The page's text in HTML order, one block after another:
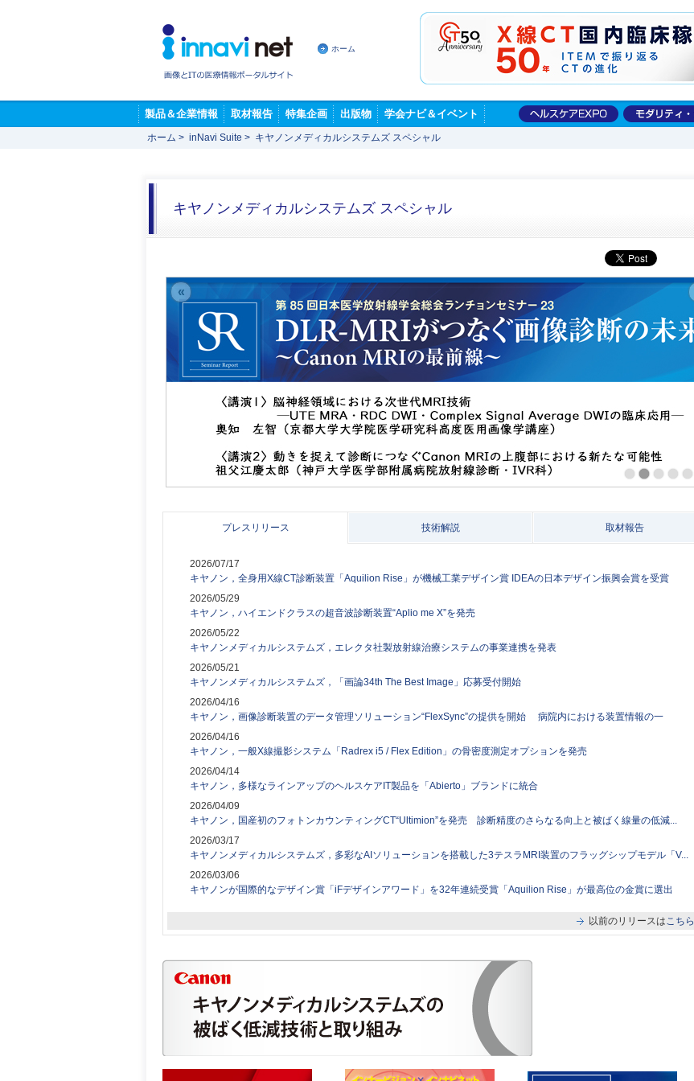
ホーム
製品＆企業情報 取材報告 特集企画 出版物 学会ナビ＆イベント
ホーム > inNavi Suite > キヤノンメディカルシステムズ スペシャル
キヤノンメディカルシステムズ スペシャル
«
プレスリリース 技術解説 取材報告
2026/07/17
キヤノン，全身用X線CT診断装置「Aquilion Rise」が機械工業デザイン賞 IDEAの日本デザイン振興会賞を受賞
2026/05/29
キヤノン，ハイエンドクラスの超音波診断装置“Aplio me X”を発売
2026/05/22
キヤノンメディカルシステムズ，エレクタ社製放射線治療システムの事業連携を発表
2026/05/21
キヤノンメディカルシステムズ，「画論34th The Best Image」応募受付開始
2026/04/16
キヤノン，画像診断装置のデータ管理ソリューション“FlexSync”の提供を開始 病院内における装置情報の一
2026/04/16
キヤノン，一般X線撮影システム「Radrex i5 / Flex Edition」の骨密度測定オプションを発売
2026/04/14
キヤノン，多様なラインアップのヘルスケアIT製品を「Abierto」ブランドに統合
2026/04/09
キヤノン，国産初のフォトンカウンティングCT“Ultimion”を発売 診断精度のさらなる向上と被ばく線量の低減...
2026/03/17
キヤノンメディカルシステムズ，多彩なAIソリューションを搭載した3テスラMRI装置のフラッグシップモデル「V...
2026/03/06
キヤノンが国際的なデザイン賞「iFデザインアワード」を32年連続受賞「Aquilion Rise」が最高位の金賞に選出
以前のリリースはこちら